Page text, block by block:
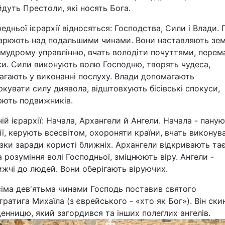
Статті
Думки
Вакансії
Фотобанк
Престоли, які носять Бога.
ієрархії відносяться: Господства, Сили і Влади.
над подальшими чинами. Вони наставляють
управлінню, вчать володіти почуттями,
Сили виконують волю Господню, творять чудеса,
у виконанні послуху. Влади допомагають
силу диявола, відштовхують бісівські спокуси,
подвижників.
ієрархії: Начала, Архангели й Ангели. Начала -
керують всесвітом, охороняти країни, вчать
заради користі ближніх. Архангели відкривають
розуміння волі Господньої, зміцнюють віру. Ангели -
до людей. Вони оберігають віруючих.
дев'ятьма чинами Господь поставив святого
Михаїла (з єврейського - «хто як Бог»). Він
який загордився та інших полеглих ангелів.